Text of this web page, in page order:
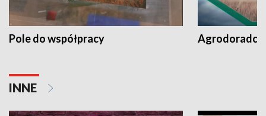
Pole do współpracy Agrodoradcy
INNE